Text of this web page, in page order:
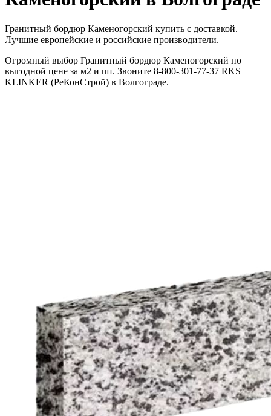
Гранитный бордюр Каменогорский купить с доставкой.
Лучшие европейские и российские производители.
Огромный выбор Гранитный бордюр Каменогорский по
выгодной цене за м2 и шт. Звоните 8-800-301-77-37 RKS
KLINKER (РеКонСтрой) в Волгограде.